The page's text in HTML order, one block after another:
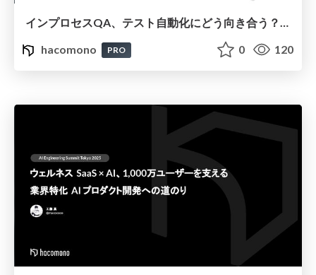
インプロセスQA、テスト自動化にどう向き合う？挑戦の道のり
hacomono
PRO 0 120